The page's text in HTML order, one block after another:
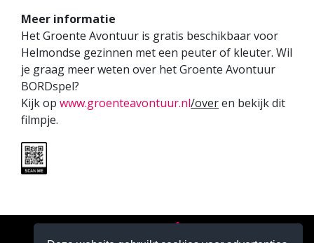
Meer informatie
Het Groente Avontuur is gratis beschikbaar voor
Helmondse gezinnen met een peuter of kleuter. Wil
je graag meer weten over het Groente Avontuur
BORDspel?
Kijk op www.groenteavontuur.nl/overen bekijk dit
filmpje.